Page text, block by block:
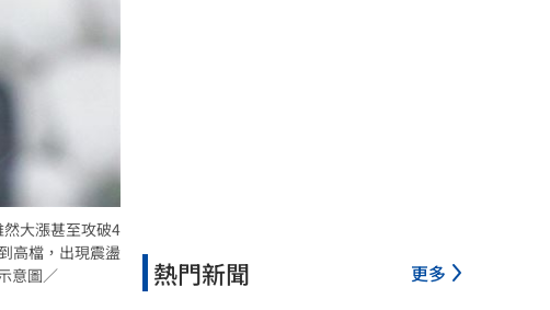
大漲甚至攻破4
高檔，出現震盪
意圖／
熱門新聞 更多